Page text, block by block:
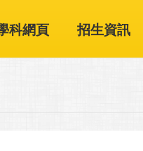
科網頁 招生資訊